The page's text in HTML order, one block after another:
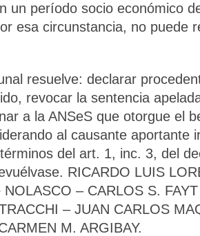
un período socio económico
esa circunstancia, no puede
resuelve: declarar
revocar la sentencia
a la ANSeS que otorgue el
al causante aportante
del art. 1, inc. 3, del
RICARDO LUIS
– CARLOS S.
– JUAN CARLOS
M. ARGIBAY.